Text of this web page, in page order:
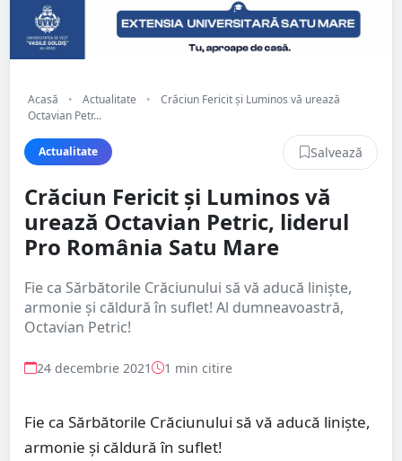
Acasă • Actualitate •
Crăciun Fericit și Luminos vă urează
Octavian Petr...
Actualitate Salvează
Crăciun Fericit și Luminos vă
urează Octavian Petric, liderul
Pro România Satu Mare
Fie ca Sărbătorile Crăciunului să vă aducă liniște,
armonie și căldură în suflet! Al dumneavoastră,
Octavian Petric!
24 decembrie 2021 1 min citire
Fie ca Sărbătorile Crăciunului să vă aducă liniște,
armonie și căldură în suflet!